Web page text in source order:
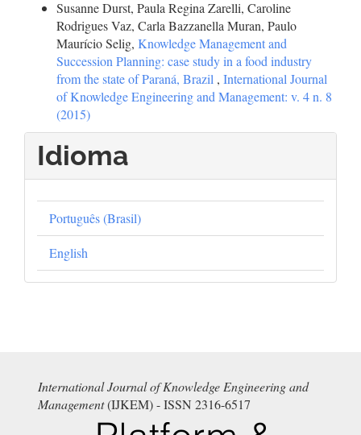
Susanne Durst, Paula Regina Zarelli, Caroline
Rodrigues Vaz, Carla Bazzanella Muran, Paulo
Maurício Selig, Knowledge Management and
Succession Planning: case study in a food industry
from the state of Paraná, Brazil , International Journal
of Knowledge Engineering and Management: v. 4 n. 8
(2015)
Idioma
Português (Brasil)
English
International Journal of Knowledge Engineering and
Management(IJKEM) - ISSN 2316-6517